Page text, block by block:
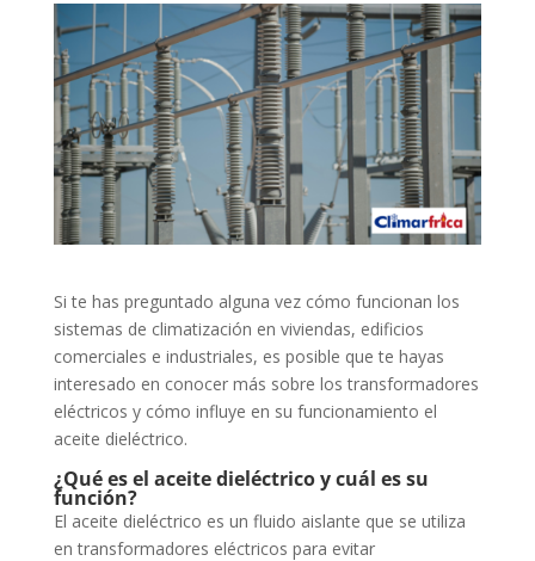
Si te has preguntado alguna vez cómo funcionan los
sistemas de climatización en viviendas, edificios
comerciales e industriales, es posible que te hayas
interesado en conocer más sobre los transformadores
eléctricos y cómo influye en su funcionamiento el
aceite dieléctrico.
¿Qué es el aceite dieléctrico y cuál es su
función?
El aceite dieléctrico es un fluido aislante que se utiliza
en transformadores eléctricos para evitar